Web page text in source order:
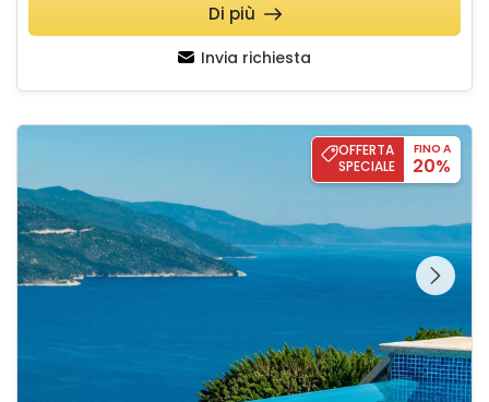
Invia richiesta
Di più
OFFERTA
SPECIALE
FINO A
20%
Guardate l'intera
galleria sulla